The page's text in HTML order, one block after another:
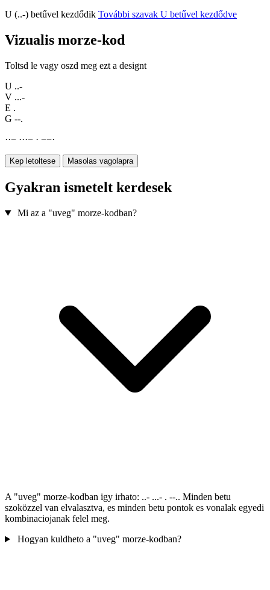
U (..-) betűvel kezdődik További szavak U betűvel kezdődve
Vizualis morze-kod
Toltsd le vagy oszd meg ezt a designt
U ..-
V ...-
E .
G --.
··− ···− · −−·
Kep letoltese Masolas vagolapra
Gyakran ismetelt kerdesek
Mi az a "uveg" morze-kodban?
A "uveg" morze-kodban igy irhato: ..- ...- . --.. Minden betu
szoközzel van elvalasztva, es minden betu pontok es vonalak egyedi
kombinaciojanak felel meg.
Hogyan kuldheto a "uveg" morze-kodban?